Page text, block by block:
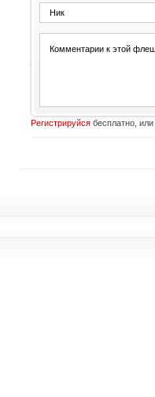
Регистрируйсябесплатно, или